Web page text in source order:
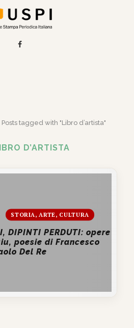
Posts tagged with "Libro d’artista"
D’ARTISTA
STORIA, ARTE, CULTURA
DIPINTI PERDUTI: opere
poesie di Francesco
Del Re